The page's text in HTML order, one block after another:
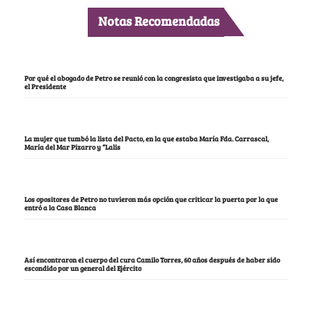
Notas Recomendadas
Por qué el abogado de Petro se reunió con la congresista que investigaba a su jefe,
el Presidente
La mujer que tumbó la lista del Pacto, en la que estaba María Fda. Carrascal,
María del Mar Pizarro y “Lalis
Los opositores de Petro no tuvieron más opción que criticar la puerta por la que
entró a la Casa Blanca
Así encontraron el cuerpo del cura Camilo Torres, 60 años después de haber sido
escondido por un general del Ejército